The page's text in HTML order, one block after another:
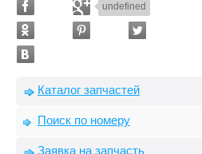
undefined
Каталог запчастей
Поиск по номеру
Заявка на запчасть